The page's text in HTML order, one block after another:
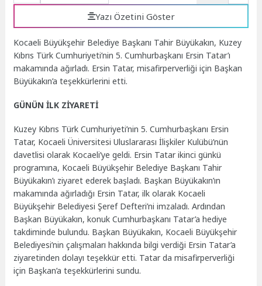
Yazı Özetini Göster
Kocaeli Büyükşehir Belediye Başkanı Tahir Büyükakın, Kuzey
Kıbrıs Türk Cumhuriyeti’nin 5. Cumhurbaşkanı Ersin Tatar’ı
makamında ağırladı. Ersin Tatar, misafirperverliği için Başkan
Büyükakın’a teşekkürlerini etti.
GÜNÜN İLK ZİYARETİ
Kuzey Kıbrıs Türk Cumhuriyeti’nin 5. Cumhurbaşkanı Ersin
Tatar, Kocaeli Üniversitesi Uluslararası İlişkiler Kulübü’nün
davetlisi olarak Kocaeli’ye geldi. Ersin Tatar ikinci günkü
programına, Kocaeli Büyükşehir Belediye Başkanı Tahir
Büyükakın’ı ziyaret ederek başladı. Başkan Büyükakın’ın
makamında ağırladığı Ersin Tatar, ilk olarak Kocaeli
Büyükşehir Belediyesi Şeref Defteri’ni imzaladı. Ardından
Başkan Büyükakın, konuk Cumhurbaşkanı Tatar’a hediye
takdiminde bulundu. Başkan Büyükakın, Kocaeli Büyükşehir
Belediyesi’nin çalışmaları hakkında bilgi verdiği Ersin Tatar’a
ziyaretinden dolayı teşekkür etti. Tatar da misafirperverliği
için Başkan’a teşekkürlerini sundu.